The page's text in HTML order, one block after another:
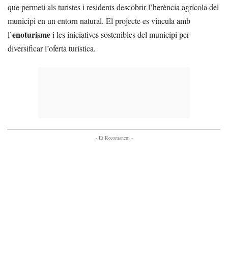
que permeti als turistes i residents descobrir l’herència agrícola del
municipi en un entorn natural. El projecte es vincula amb
l’enoturismei les iniciatives sostenibles del municipi per
diversificar l’oferta turística.
- Et Recomanem -